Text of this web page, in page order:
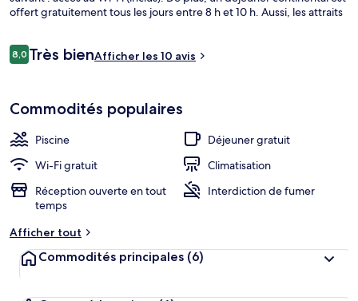
offert gratuitement tous les jours entre 8 h et 10 h. Aussi, les attraits
Avis
8,08,0 sur 10 –
Très bienAfficher les 10 avis
Commodités populaires
Piscine
Déjeuner gratuit
Wi-Fi gratuit
Climatisation
Réception ouverte en tout
temps
Interdiction de fumer
Afficher tout
Commodités principales (6)